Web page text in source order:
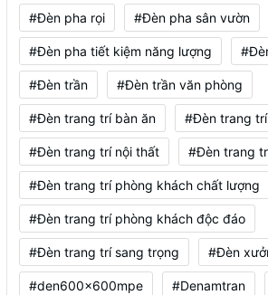
#Đèn pha rọi #Đèn pha sân vườn
#Đèn pha tiết kiệm năng lượng
#Đèn trần #Đèn trần văn phòng
#Đèn trang trí bàn ăn #Đèn trang
#Đèn trang trí nội thất #Đèn trang
#Đèn trang trí phòng khách chất lượng
#Đèn trang trí phòng khách độc đáo
#Đèn trang trí sang trọng #Đèn
#den600x600mpe #Denamtran